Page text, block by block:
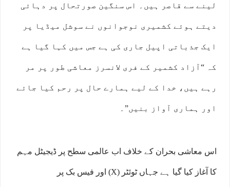
لینے سے قاصر ہیں۔ اس سنگین صورتحال پر دہائی
دیتے ہوئے کشمیری نوجوانوں نے سوشل میڈیا پر
ایک جذباتی اپیل جاری کی ہے جس میں کہا گیا ہے
کہ “آزاد کشمیر کے فری لانسرز معاشی طور پر مر
رہے ہیں، خدا کے لیے ہمارے حال پر رحم کیا جائے
اور ہماری آواز بنیں”۔
اس معاشی بحران کے خلاف اب عالمی سطح پر ڈیجیٹل مہم
کا آغاز کیا گیا ہے جہاں ٹوئٹر (X) اور فیس بک پر